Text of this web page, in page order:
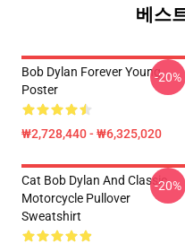
베스
Bob Dylan Forever Young
Poster
₩2,728,440 - ₩6,325,020
-20%
Cat Bob Dylan And Classic
Motorcycle Pullover
Sweatshirt
-20%